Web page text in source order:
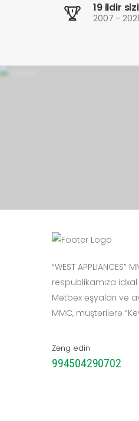
19 ildir
2007 -
“WEST
respublikamıza
Mətbəx əşyaları və
MMC, müştərilərə
Zəng edin
994504290702